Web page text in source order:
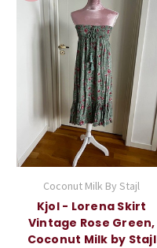
Coconut Milk By Stajl
Kjol - Lorena Skirt
Vintage Rose Green,
Coconut Milk by Stajl